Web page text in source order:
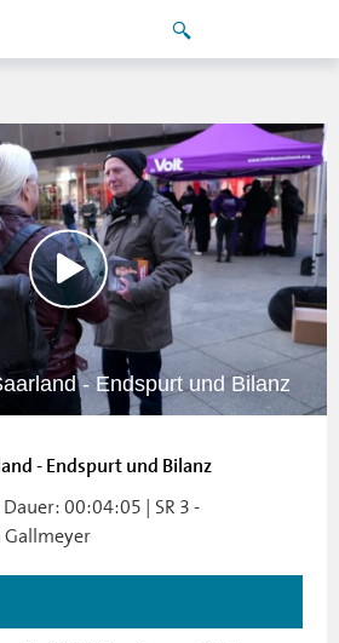
- Endspurt und Bilanz
- Endspurt und Bilanz
00:04:05 | SR 3 -